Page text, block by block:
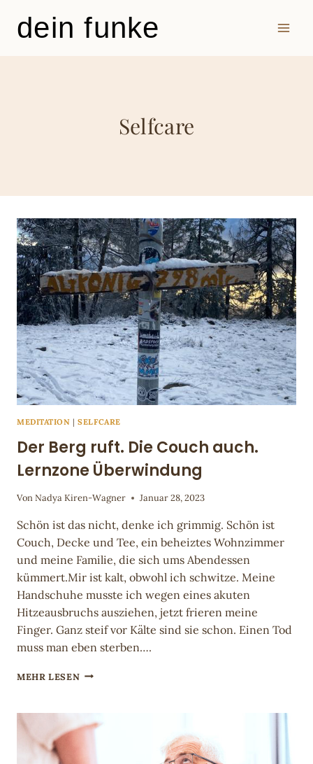
Inhaltdein funke
Selfcare
MEDITATION |SELFCARE
Der Berg ruft. Die Couch auch.
Lernzone Überwindung
VonNadya Kiren-Wagner Januar 28, 2023
Schön ist das nicht, denke ich grimmig. Schön ist
Couch, Decke und Tee, ein beheiztes Wohnzimmer
und meine Familie, die sich ums Abendessen
kümmert.Mir ist kalt, obwohl ich schwitze. Meine
Handschuhe musste ich wegen eines akuten
Hitzeausbruchs ausziehen, jetzt frieren meine
Finger. Ganz steif vor Kälte sind sie schon. Einen Tod
muss man eben sterben….
MEHR LESENDER
COUCH